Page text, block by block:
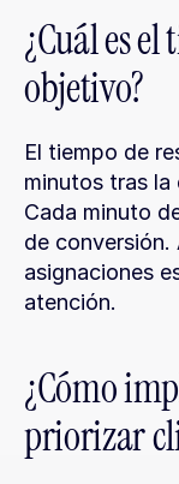
¿Cuál es
objetivo?
El tiempo de
minutos tras la
Cada minuto
de
asignaciones
atención.
¿Cómo
priorizar